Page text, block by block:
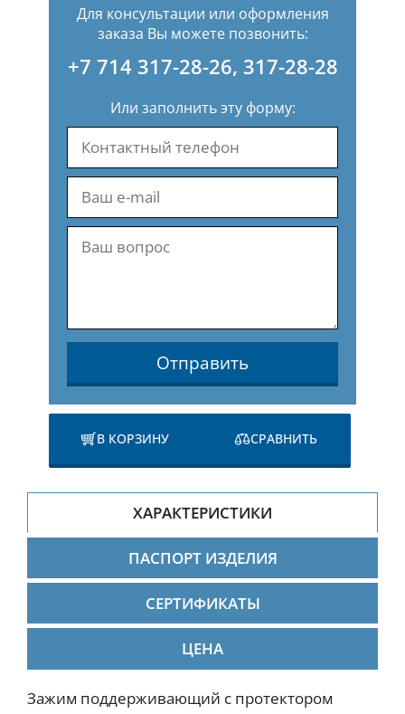
Для консультации или оформления
заказа Вы можете позвонить:
+7 714 317-28-26, 317-28-28
Или заполнить эту форму:
Отправить
В КОРЗИНУ СРАВНИТЬ
ХАРАКТЕРИСТИКИ
ПАСПОРТ ИЗДЕЛИЯ
СЕРТИФИКАТЫ
ЦЕНА
Зажим поддерживающий с протектором